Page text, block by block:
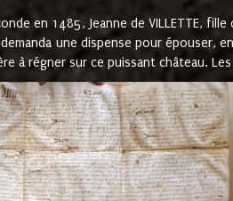
en 1485, Jeanne de VILLETTE,
une dispense pour épouser,
régner sur ce puissant château.